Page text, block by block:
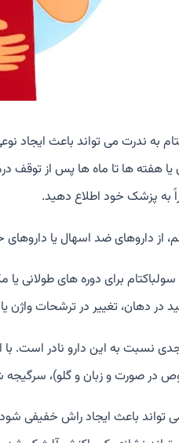
به ندرت می تواند باعث ایجاد
هفته ها تا ماه ها پس از توقف
به پزشک خود اطلاع دهید.
از داروهای ضد اسهال یا
برای دوره های طولانی یا
دهان، تغییر در ترشحات واژن
نسبت به این دارو نادر است.
در صورت و زبان و گلو)، سرگیجه
تواند باعث ایجاد راش خفیفی